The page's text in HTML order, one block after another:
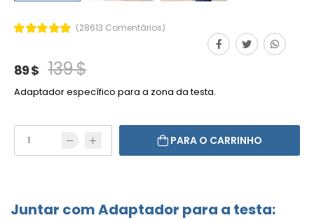
(28613 Comentários)
89 $ 139 $
Adaptador específico para a zona da testa.
PARA O CARRINHO
Juntar com Adaptador para a testa: